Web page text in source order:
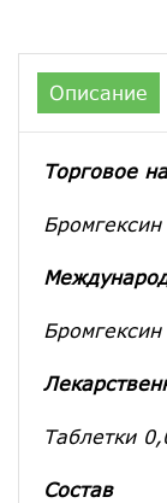
Описание
Торговое
Бромгексин
Бромгексин
Таблетки
Состав